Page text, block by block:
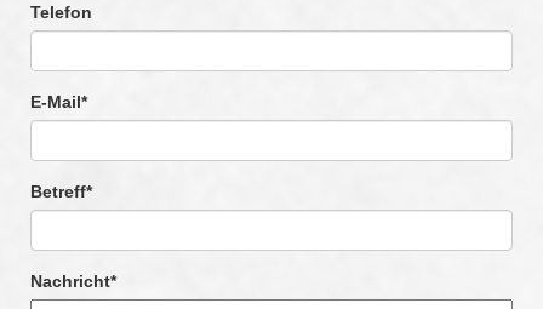
Telefon
E-Mail*
Betreff*
Nachricht*